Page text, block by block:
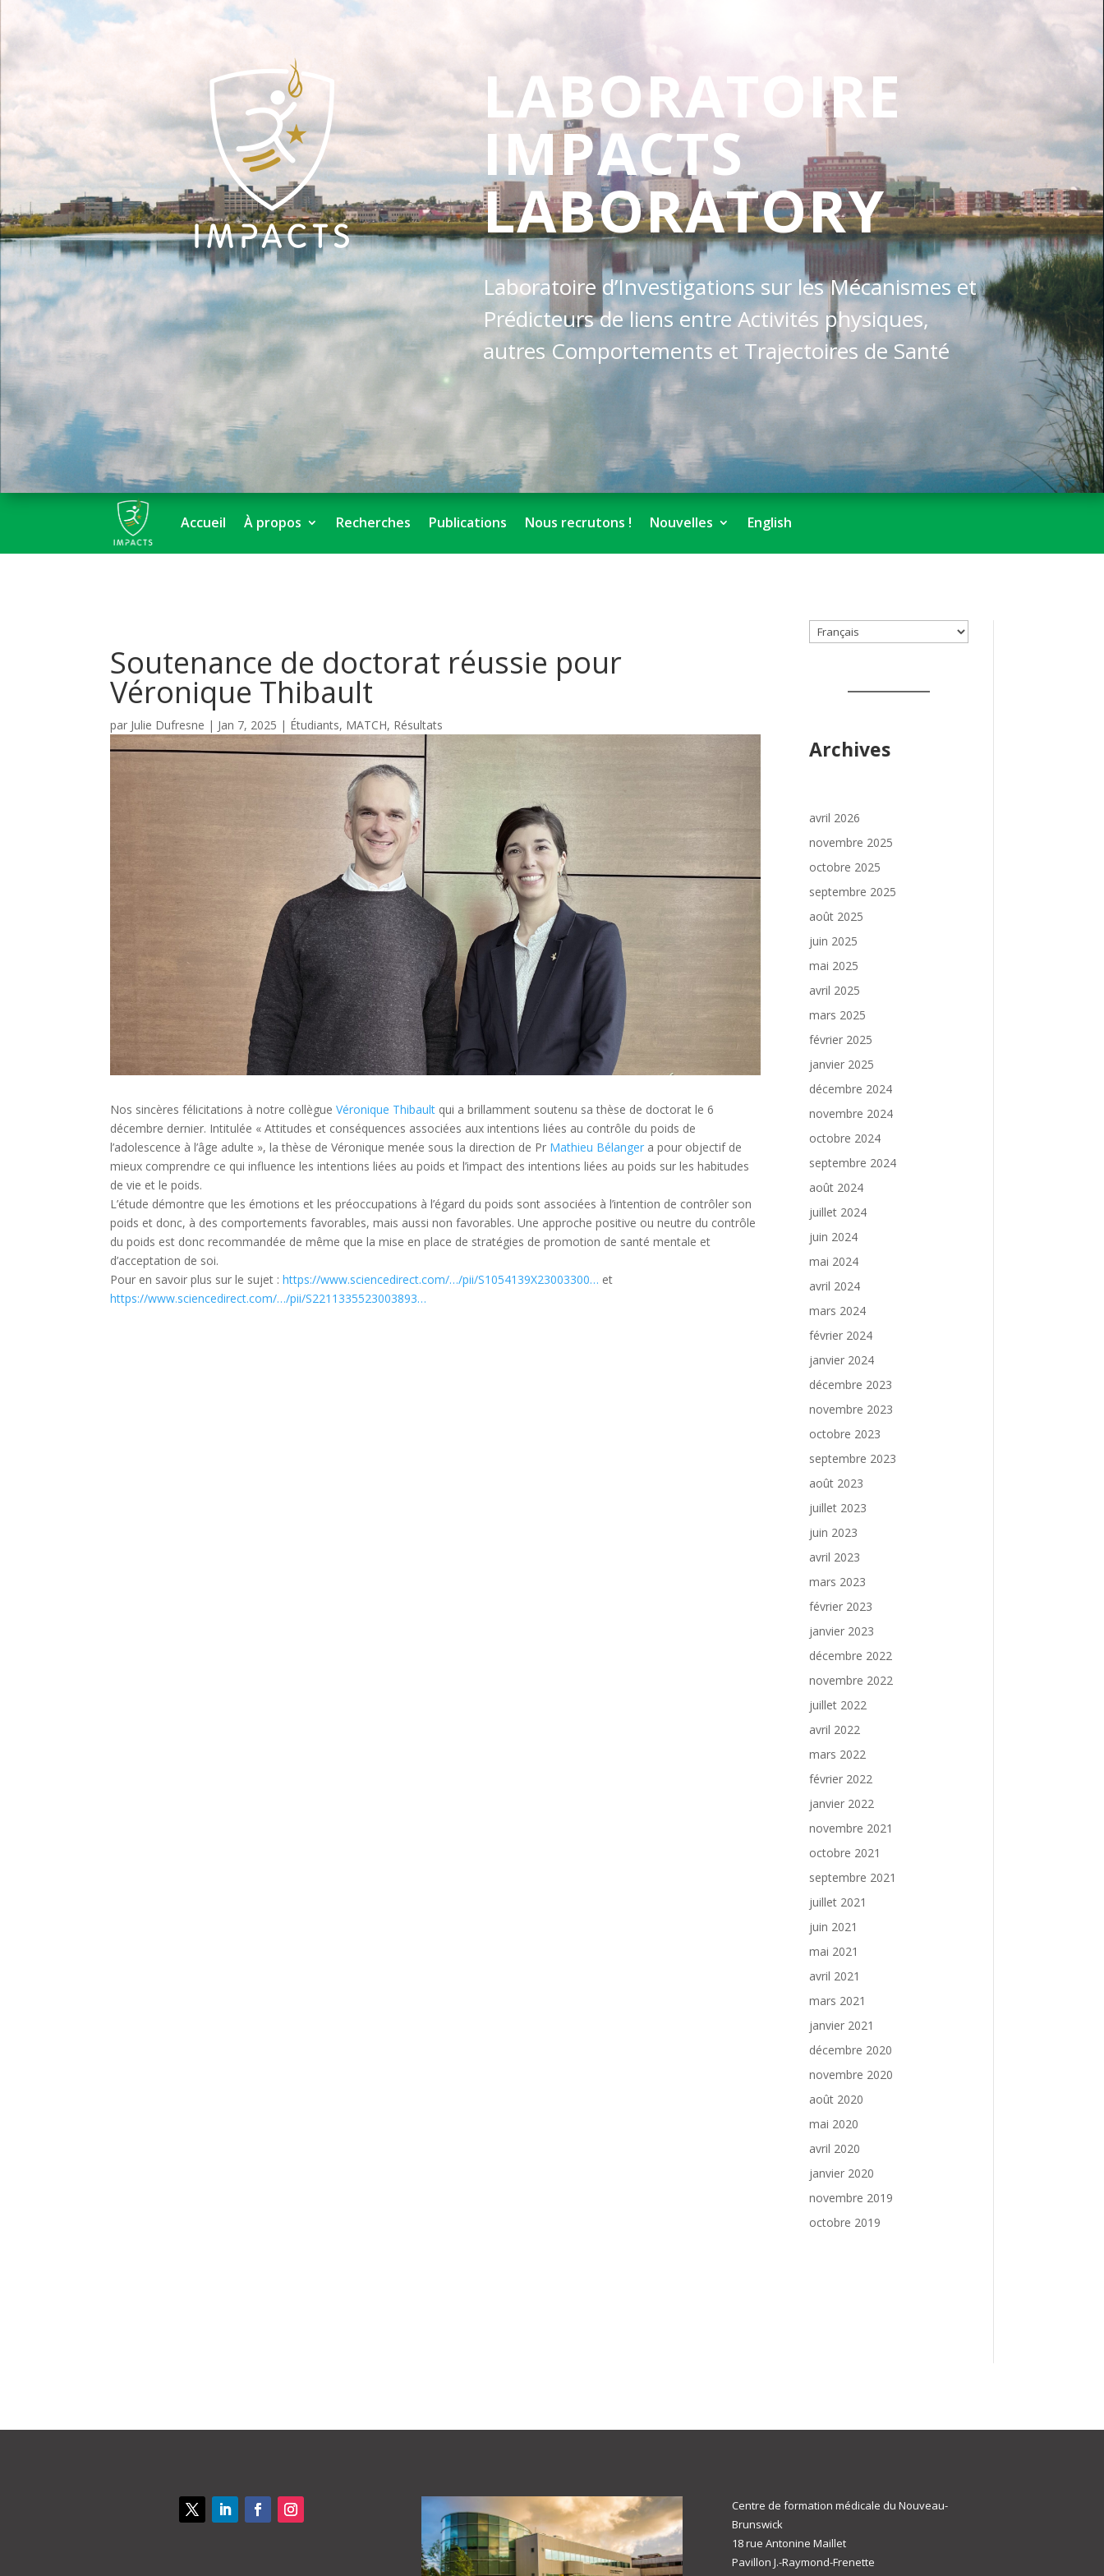
LABORATOIRE
IMPACTS
LABORATORY
Laboratoire d’Investigations sur les Mécanismes et
Prédicteurs de liens entre Activités physiques,
autres Comportements et Trajectoires de Santé
Accueil À propos Recherches Publications Nous recrutons ! Nouvelles English
Soutenance de doctorat réussie pour
Véronique Thibault
par Julie Dufresne | Jan 7, 2025 | Étudiants, MATCH, Résultats
Nos sincères félicitations à notre collègueVéronique Thibault qui a brillamment soutenu sa thèse de doctorat le 6
décembre dernier. Intitulée « Attitudes et conséquences associées aux intentions liées au contrôle du poids de
l’adolescence à l’âge adulte », la thèse de Véronique menée sous la direction de Pr Mathieu Bélanger a pour objectif de
mieux comprendre ce qui influence les intentions liées au poids et l’impact des intentions liées au poids sur les habitudes
de vie et le poids.
L’étude démontre que les émotions et les préoccupations à l’égard du poids sont associées à l’intention de contrôler son
poids et donc, à des comportements favorables, mais aussi non favorables. Une approche positive ou neutre du contrôle
du poids est donc recommandée de même que la mise en place de stratégies de promotion de santé mentale et
d’acceptation de soi.
Pour en savoir plus sur le sujet :https://www.sciencedirect.com/…/pii/S1054139X23003300… et
https://www.sciencedirect.com/…/pii/S2211335523003893…
Choisir
une
Archives
avril 2026
novembre 2025
octobre 2025
septembre 2025
août 2025
juin 2025
mai 2025
avril 2025
mars 2025
février 2025
janvier 2025
décembre 2024
novembre 2024
octobre 2024
septembre 2024
août 2024
juillet 2024
juin 2024
mai 2024
avril 2024
mars 2024
février 2024
janvier 2024
décembre 2023
novembre 2023
octobre 2023
septembre 2023
août 2023
juillet 2023
juin 2023
avril 2023
mars 2023
février 2023
janvier 2023
décembre 2022
novembre 2022
juillet 2022
avril 2022
mars 2022
février 2022
janvier 2022
novembre 2021
octobre 2021
septembre 2021
juillet 2021
juin 2021
mai 2021
avril 2021
mars 2021
janvier 2021
décembre 2020
novembre 2020
août 2020
mai 2020
avril 2020
janvier 2020
novembre 2019
octobre 2019
Centre de formation médicale du Nouveau-
Brunswick
18 rue Antonine Maillet
Pavillon J.-Raymond-Frenette